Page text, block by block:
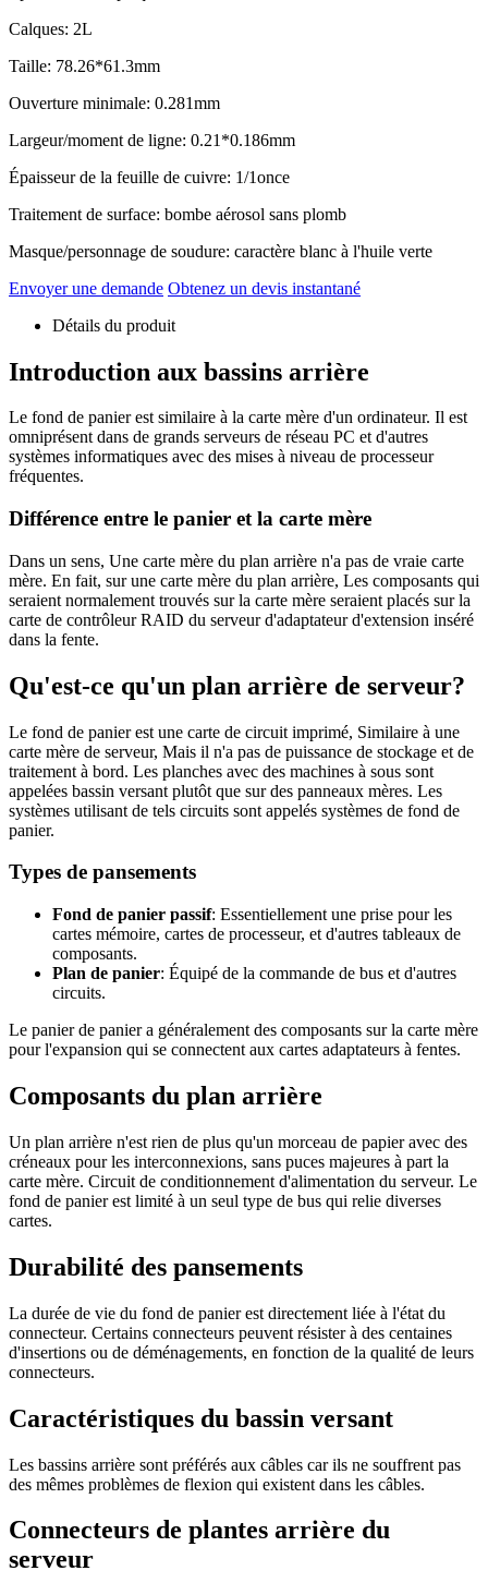
Calques: 2L
Taille: 78.26*61.3mm
Ouverture minimale: 0.281mm
Largeur/moment de ligne: 0.21*0.186mm
Épaisseur de la feuille de cuivre: 1/1once
Traitement de surface: bombe aérosol sans plomb
Masque/personnage de soudure: caractère blanc à l'huile verte
Envoyer une demande Obtenez un devis instantané
Détails du produit
Introduction aux bassins arrière
Le fond de panier est similaire à la carte mère d'un ordinateur. Il est
omniprésent dans de grands serveurs de réseau PC et d'autres
systèmes informatiques avec des mises à niveau de processeur
fréquentes.
Différence entre le panier et la carte mère
Dans un sens, Une carte mère du plan arrière n'a pas de vraie carte
mère. En fait, sur une carte mère du plan arrière, Les composants qui
seraient normalement trouvés sur la carte mère seraient placés sur la
carte de contrôleur RAID du serveur d'adaptateur d'extension inséré
dans la fente.
Qu'est-ce qu'un plan arrière de serveur?
Le fond de panier est une carte de circuit imprimé, Similaire à une
carte mère de serveur, Mais il n'a pas de puissance de stockage et de
traitement à bord. Les planches avec des machines à sous sont
appelées bassin versant plutôt que sur des panneaux mères. Les
systèmes utilisant de tels circuits sont appelés systèmes de fond de
panier.
Types de pansements
Fond de panier passif: Essentiellement une prise pour les
cartes mémoire, cartes de processeur, et d'autres tableaux de
composants.
Plan de panier: Équipé de la commande de bus et d'autres
circuits.
Le panier de panier a généralement des composants sur la carte mère
pour l'expansion qui se connectent aux cartes adaptateurs à fentes.
Composants du plan arrière
Un plan arrière n'est rien de plus qu'un morceau de papier avec des
créneaux pour les interconnexions, sans puces majeures à part la
carte mère. Circuit de conditionnement d'alimentation du serveur. Le
fond de panier est limité à un seul type de bus qui relie diverses
cartes.
Durabilité des pansements
La durée de vie du fond de panier est directement liée à l'état du
connecteur. Certains connecteurs peuvent résister à des centaines
d'insertions ou de déménagements, en fonction de la qualité de leurs
connecteurs.
Caractéristiques du bassin versant
Les bassins arrière sont préférés aux câbles car ils ne souffrent pas
des mêmes problèmes de flexion qui existent dans les câbles.
Connecteurs de plantes arrière du
serveur